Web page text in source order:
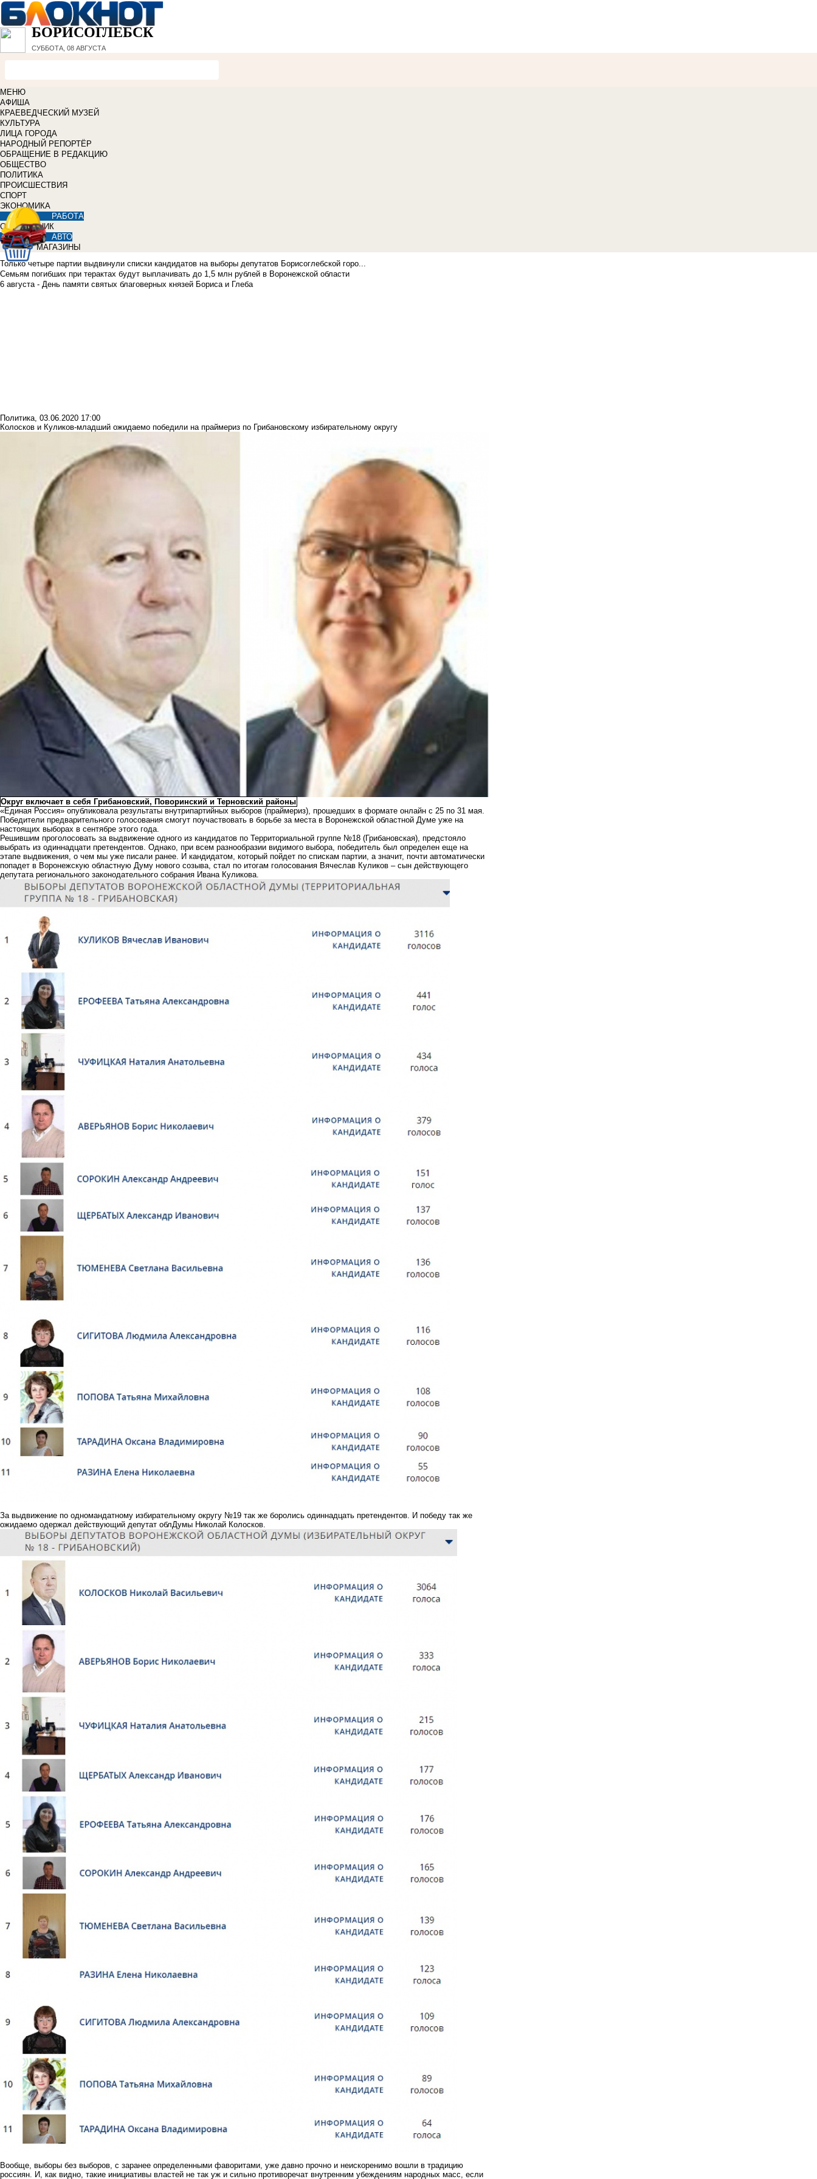
БОРИСОГЛЕБСК
СУББОТА, 08 АВГУСТА
МЕНЮ
АФИША
КРАЕВЕДЧЕСКИЙ МУЗЕЙ
КУЛЬТУРА
ЛИЦА ГОРОДА
НАРОДНЫЙ РЕПОРТЁР
ОБРАЩЕНИЕ В РЕДАКЦИЮ
ОБЩЕСТВО
ПОЛИТИКА
ПРОИСШЕСТВИЯ
СПОРТ
ЭКОНОМИКА
РАБОТА
СПРАВОЧНИК
АВТО
МАГАЗИНЫ
Только четыре партии выдвинули списки кандидатов на выборы депутатов Борисоглебской горо...
Семьям погибших при терактах будут выплачивать до 1,5 млн рублей в Воронежской области
6 августа - День памяти святых благоверных князей Бориса и Глеба
Политика, 03.06.2020 17:00
Колосков и Куликов-младший ожидаемо победили на праймериз по Грибановскому избирательному округу
Округ включает в себя Грибановский, Поворинский и Терновский районы
«Единая Россия» опубликовала результаты внутрипартийных выборов (праймериз), прошедших в формате онлайн с 25 по 31 мая.
Победители предварительного голосования смогут поучаствовать в борьбе за места в Воронежской областной Думе уже на
настоящих выборах в сентябре этого года.
Решившим проголосовать за выдвижение одного из кандидатов по Территориальной группе №18 (Грибановская), предстояло
выбрать из одиннадцати претендентов. Однако, при всем разнообразии видимого выбора, победитель был определен еще на
этапе выдвижения, о чем мы уже писали ранее. И кандидатом, который пойдет по спискам партии, а значит, почти автоматически
попадет в Воронежскую областную Думу нового созыва, стал по итогам голосования Вячеслав Куликов – сын действующего
депутата регионального законодательного собрания Ивана Куликова.
За выдвижение по одномандатному избирательному округу №19 так же боролись одиннадцать претендентов. И победу так же
ожидаемо одержал действующий депутат облДумы Николай Колосков.
Вообще, выборы без выборов, с заранее определенными фаворитами, уже давно прочно и неискоренимо вошли в традицию
россиян. И, как видно, такие инициативы властей не так уж и сильно противоречат внутренним убеждениям народных масс, если